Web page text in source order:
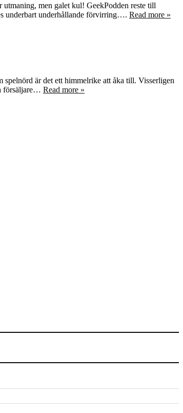
men galet kul! GeekPodden reste till
underbart underhållande förvirring…. Read more »
spelnörd är det ett himmelrike att åka till. Visserligen
försäljare… Read more »